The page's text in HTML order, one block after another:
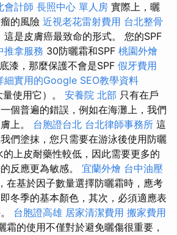
會計師 長照中心 單人房 實際上，曬
的風險 近視老花雷射費用 台北整骨
這是皮膚癌最致命的形式。 您的SPF
推拿服務 30防曬霜和SPF 桃園外燴
漆，那麼保護不會是SPF 假牙費用
細實用的Google SEO教學資料
使用它）。 安養院 北部 只有在戶
個普遍的錯誤，例如在海灘上，我們
上。 台胞證台北 台北律師事務所 這
們塗抹，您只需要在游泳後使用防曬
上皮耐藥性較低，因此需要更多的
反應更為敏感。 宜蘭外燴 台中油壓
在基於因子數量選擇防曬霜時，應考
冬季的基本顏色，其次，必須適應表
台胞證高雄 居家清潔費用 搬家費用
霜的使用不僅對於避免曬傷很重要，